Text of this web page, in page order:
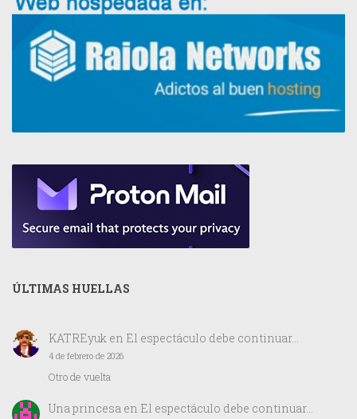
ÚLTIMAS HUELLAS
KATREyuken El espectáculo debe continuar…
4 de febrero de 2026
Otro de vuelta
Una princesa en El espectáculo debe continuar…